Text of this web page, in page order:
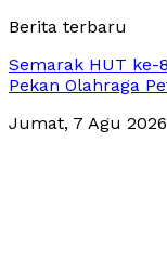
Berita terbaru
Semarak HUT ke-
Pekan Olahraga
Jumat, 7 Agu